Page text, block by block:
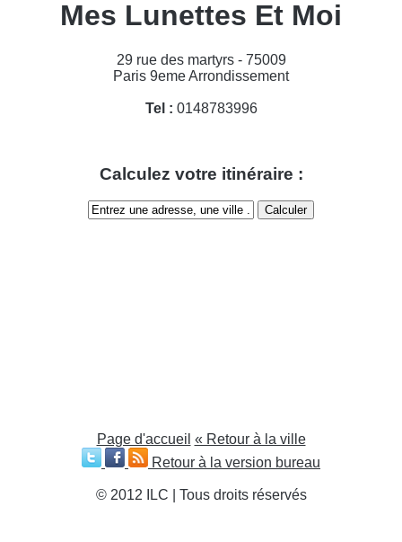
Mes Lunettes Et Moi
29 rue des martyrs - 75009
Paris 9eme Arrondissement
Tel : 0148783996
Calculez votre itinéraire :
Page d'accueil « Retour à la ville
Retour à la version bureau
© 2012 ILC | Tous droits réservés